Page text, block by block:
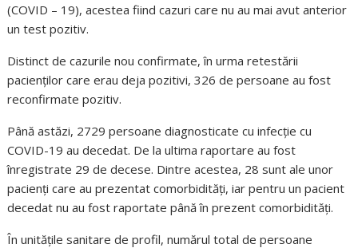
(COVID – 19), acestea fiind cazuri care nu au mai avut anterior
un test pozitiv.
Distinct de cazurile nou confirmate, în urma retestării
pacienților care erau deja pozitivi, 326 de persoane au fost
reconfirmate pozitiv.
Până astăzi, 2729 persoane diagnosticate cu infecție cu
COVID-19 au decedat. De la ultima raportare au fost
înregistrate 29 de decese. Dintre acestea, 28 sunt ale unor
pacienți care au prezentat comorbidități, iar pentru un pacient
decedat nu au fost raportate până în prezent comorbidități.
În unitățile sanitare de profil, numărul total de persoane